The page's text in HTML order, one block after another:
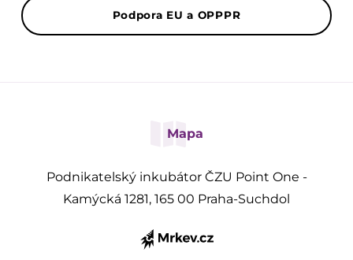
Podpora EU a OPPPR
Mapa
Podnikatelský inkubátor ČZU Point One -
Kamýcká 1281, 165 00 Praha-Suchdol
Přihlásit se k odběru